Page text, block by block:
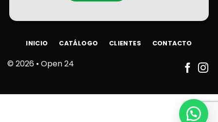
© 2026 • Open 24
INICIO CATÁLOGO CLIENTES CONTACTO